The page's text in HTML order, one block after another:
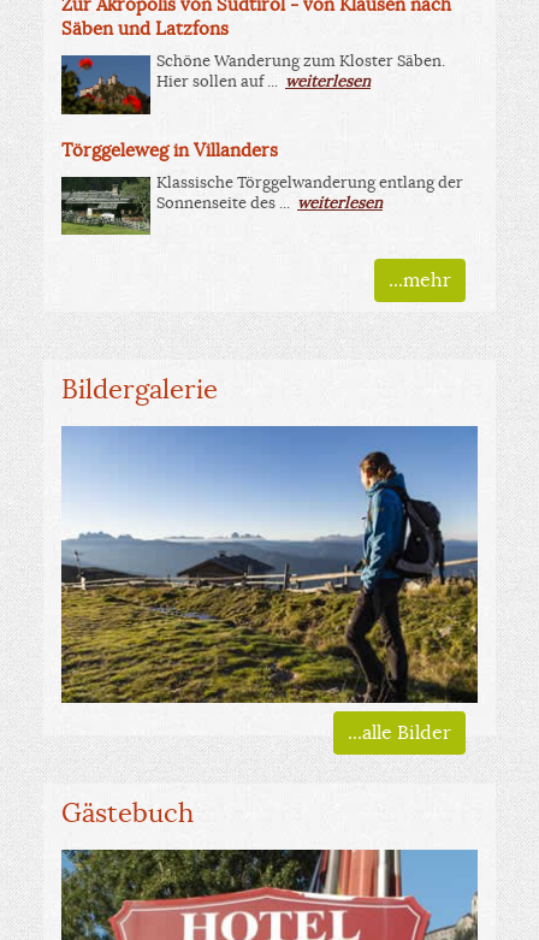
Säben und Latzfons
Schöne Wanderung zum Kloster Säben.
Hier sollen auf ... weiterlesen
Törggeleweg in Villanders
Klassische Törggelwanderung entlang der
Sonnenseite des ... weiterlesen
...mehr
Bildergalerie
...alle Bilder
Gästebuch